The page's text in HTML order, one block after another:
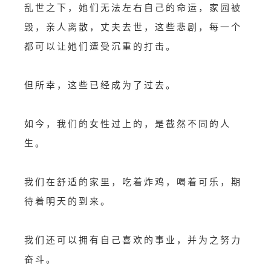
乱世之下，她们无法左右自己的命运，家园被
毁，亲人离散，丈夫去世，这些悲剧，每一个
都可以让她们遭受沉重的打击。
但所幸，这些已经成为了过去。
如今，我们的女性过上的，是截然不同的人
生。
我们在舒适的家里，吃着炸鸡，喝着可乐，期
待着明天的到来。
我们还可以拥有自己喜欢的事业，并为之努力
奋斗。